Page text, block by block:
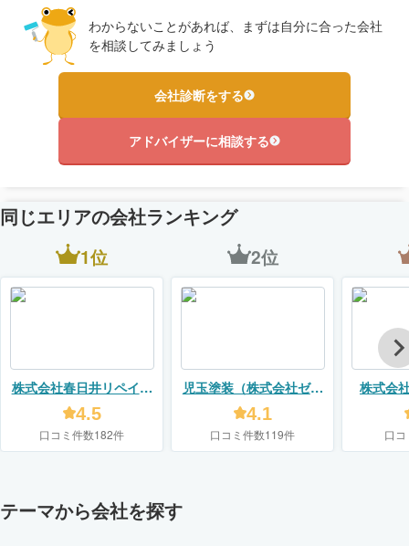
わからないことがあれば、まずは自分に合った会社
を相談してみましょう
会社診断をする
アドバイザーに相談する
同じエリアの会社ランキング
1位
株式会社春日井リペイン
ト
4.5
口コミ件数182件
2位
児玉塗装（株式会社ゼロ
プラス）
4.1
口コミ件数119件
株式会
フォー
口
テーマから会社を探す